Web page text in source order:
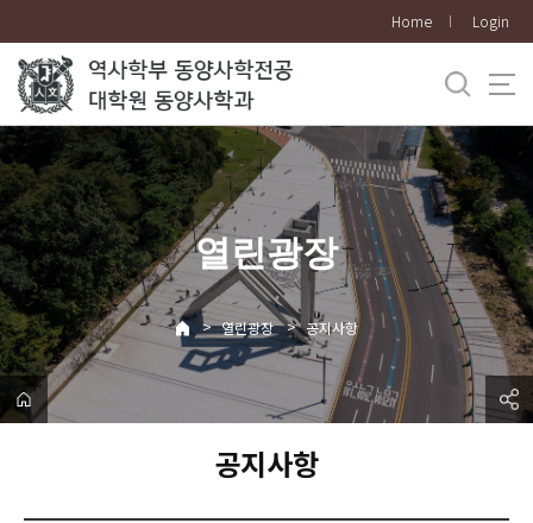
로
메
뉴
Home Login
열린광장
> 열린광장 > 공지사항
공지사항